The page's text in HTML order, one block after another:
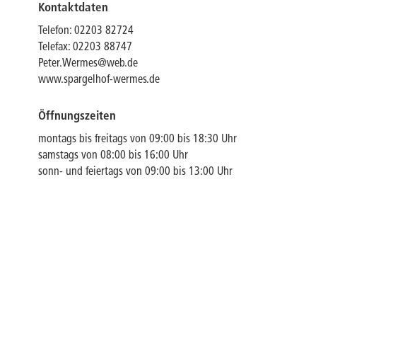
Kontaktdaten
Telefon: 02203 82724
Telefax: 02203 88747
Peter.Wermes@web.de
www.spargelhof-wermes.de
Öffnungszeiten
montags bis freitags von 09:00 bis 18:30 Uhr
samstags von 08:00 bis 16:00 Uhr
sonn- und feiertags von 09:00 bis 13:00 Uhr